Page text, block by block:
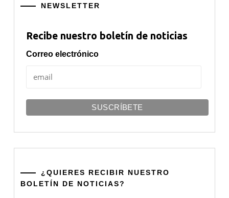
NEWSLETTER
Recibe nuestro boletín de noticias
Correo electrónico
¿QUIERES RECIBIR NUESTRO
BOLETÍN DE NOTICIAS?